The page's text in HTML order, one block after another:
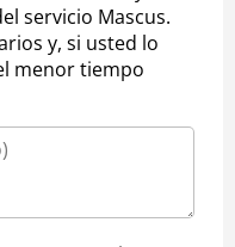
servicio Mascus.
y, si usted lo
menor tiempo